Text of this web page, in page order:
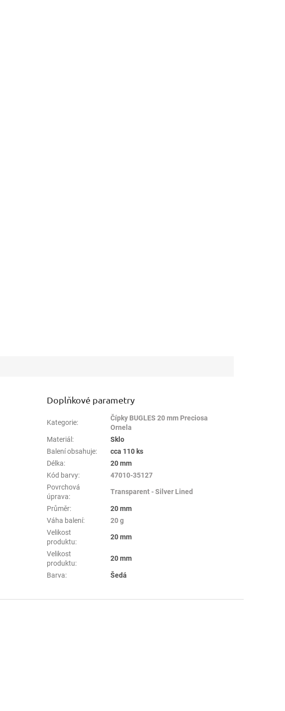
Doplňkové parametry
Kategorie:
Čípky BUGLES 20 mm Preciosa
Ornela
Materiál:
Sklo
Balení obsahuje:
cca 110 ks
Délka:
20 mm
Kód barvy:
47010-35127
Povrchová
úprava:
Transparent - Silver Lined
Průměr:
20 mm
Váha balení:
20 g
Velikost
produktu:
20 mm
Velikost
produktu:
20 mm
Barva: Šedá